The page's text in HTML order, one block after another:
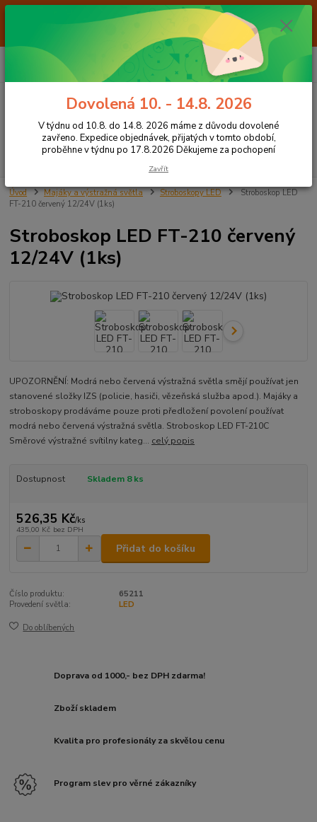
Od 7.8. do 14.8. 2026 máme z důvodu dovolené ZAVŘENO. Expedice
objednávek, přijatých v tomto období, proběhne v týdnu po 17.8.2026
Děkujeme za pochopení
CZK
Hledat
+420 605 283 713
za0,00 Kč
Úvod Majáky a výstražná světla Stroboskopy LED
Stroboskop LED
FT-210 červený 12/24V (1ks)
Stroboskop LED FT-210 červený
12/24V (1ks)
UPOZORNĚNÍ: Modrá nebo červená výstražná světla smějí používat jen
stanovené složky IZS (policie, hasiči, vězeňská služba apod.). Majáky a
stroboskopy prodáváme pouze proti předložení povolení používat
modrá nebo červená výstražná světla. Stroboskop LED FT-210C
Směrové výstražné svítilny kateg... celý popis
Dostupnost Skladem 8 ks
526,35 Kč/ks
435,00 Kč bez DPH
Přidat do košíku
Číslo produktu:
65211
Provedení světla:
LED
Do oblíbených
Doprava od 1000,- bez DPH zdarma!
Zboží skladem
Kvalita pro profesionály za skvělou cenu
Program slev pro věrné zákazníky
Dovolená 10. - 14.8. 2026
V týdnu od 10.8. do 14.8. 2026 máme z důvodu dovolené
zavřeno. Expedice objednávek, přijatých v tomto období,
proběhne v týdnu po 17.8.2026 Děkujeme za pochopení
Zavřít